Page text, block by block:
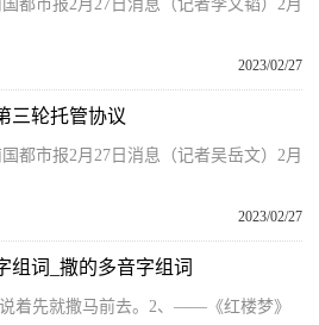
都市报2月27日消息（记者李文韬）2月
2023/02/27
三轮托管协议
都市报2月27日消息（记者吴岳文）2月
2023/02/27
组词_撒的多音字组词
着先就撒马前去。2、——《红楼梦》